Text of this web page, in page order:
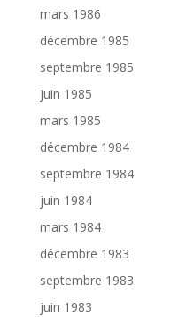
mars 1986
décembre 1985
septembre 1985
juin 1985
mars 1985
décembre 1984
septembre 1984
juin 1984
mars 1984
décembre 1983
septembre 1983
juin 1983